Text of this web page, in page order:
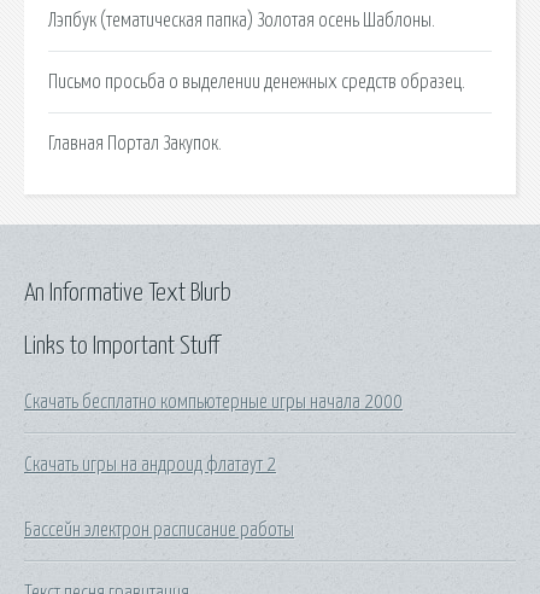
Лэпбук (тематическая папка) Золотая осень Шаблоны.
Письмо просьба о выделении денежных средств образец.
Главная Портал Закупок.
Links to Important Stuff
Скачать бесплатно компьютерные игры начала 2000
Скачать игры на андроид флатаут 2
Бассейн электрон расписание работы
An Informative Text Blurb